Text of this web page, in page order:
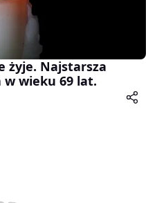
żyje. Najstarsza
w wieku 69 lat.